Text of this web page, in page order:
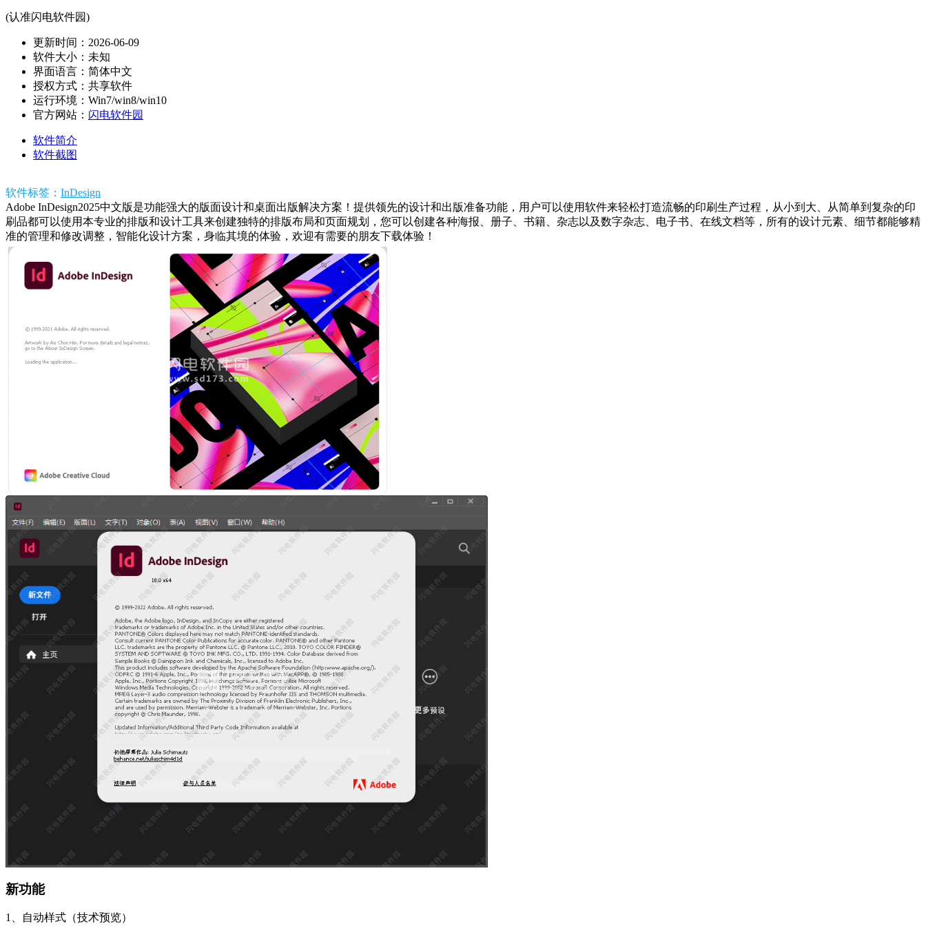
(认准闪电软件园)
更新时间：2026-06-09
软件大小：未知
界面语言：简体中文
授权方式：共享软件
运行环境：Win7/win8/win10
官方网站： 闪电软件园
软件简介
软件截图
软件标签： InDesign
Adobe InDesign2025中文版是功能强大的版面设计和桌面出版解决方案！提供领先的设计和出版准备功能，用户可以使用软件来轻松打造流畅的印刷生产过程，从小到大、从简单到复杂的印
刷品都可以使用本专业的排版和设计工具来创建独特的排版布局和页面规划，您可以创建各种海报、册子、书籍、杂志以及数字杂志、电子书、在线文档等，所有的设计元素、细节都能够精
准的管理和修改调整，智能化设计方案，身临其境的体验，欢迎有需要的朋友下载体验！
新功能
1、自动样式（技术预览）